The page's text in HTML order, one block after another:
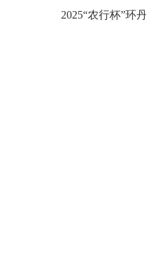
2025“农行杯”环